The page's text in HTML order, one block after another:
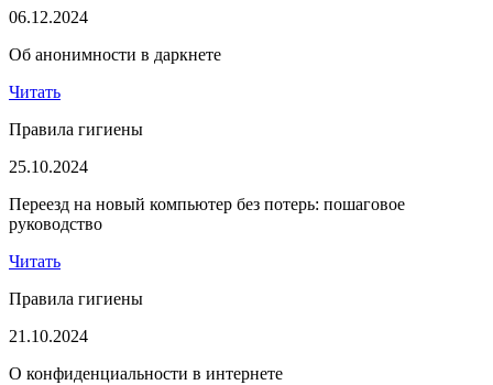
06.12.2024
Об анонимности в даркнете
Читать
Правила гигиены
25.10.2024
Переезд на новый компьютер без потерь: пошаговое
руководство
Читать
Правила гигиены
21.10.2024
О конфиденциальности в интернете